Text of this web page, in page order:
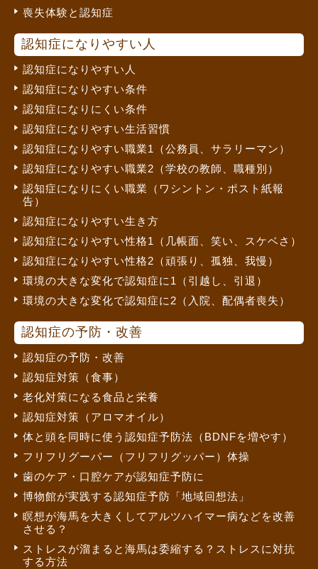
喪失体験と認知症
認知症になりやすい人
認知症になりやすい人
認知症になりやすい条件
認知症になりにくい条件
認知症になりやすい生活習慣
認知症になりやすい職業1（公務員、サラリーマン）
認知症になりやすい職業2（学校の教師、職種別）
認知症になりにくい職業（ワシントン・ポスト紙報
告）
認知症になりやすい生き方
認知症になりやすい性格1（几帳面、笑い、スケベさ）
認知症になりやすい性格2（頑張り、孤独、我慢）
環境の大きな変化で認知症に1（引越し、引退）
環境の大きな変化で認知症に2（入院、配偶者喪失）
認知症の予防・改善
認知症の予防・改善
認知症対策（食事）
老化対策になる食品と栄養
認知症対策（アロマオイル）
体と頭を同時に使う認知症予防法（BDNFを増やす）
フリフリグーパー（フリフリグッパー）体操
歯のケア・口腔ケアが認知症予防に
博物館が実践する認知症予防「地域回想法」
瞑想が海馬を大きくしてアルツハイマー病などを改善
させる？
ストレスが溜まると海馬は委縮する？ストレスに対抗
する方法